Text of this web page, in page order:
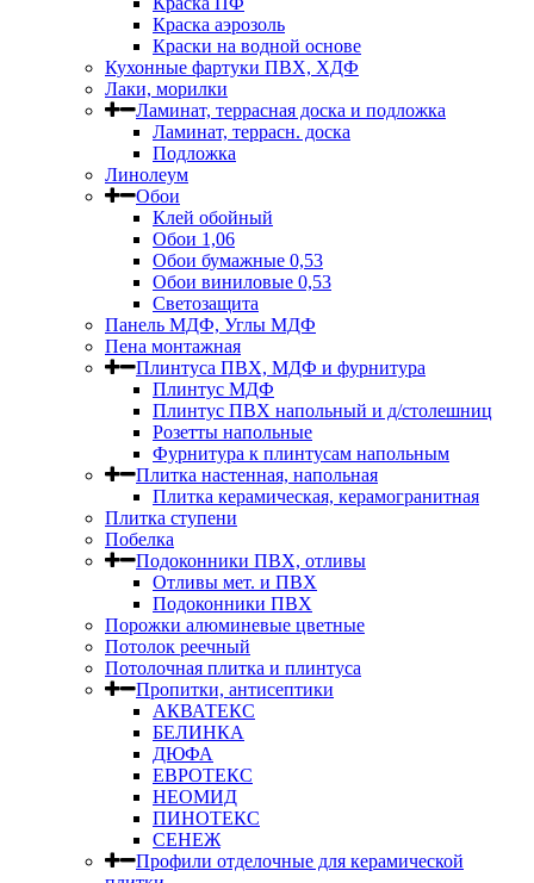
Краска аэрозоль
Краски на водной основе
Кухонные фартуки ПВХ, ХДФ
Лаки, морилки
Ламинат, террасная доска и подложка
Ламинат, террасн. доска
Подложка
Линолеум
Обои
Клей обойный
Обои 1,06
Обои бумажные 0,53
Обои виниловые 0,53
Светозащита
Панель МДФ, Углы МДФ
Пена монтажная
Плинтуса ПВХ, МДФ и фурнитура
Плинтус МДФ
Плинтус ПВХ напольный и д/столешниц
Розетты напольные
Фурнитура к плинтусам напольным
Плитка настенная, напольная
Плитка керамическая, керамогранитная
Плитка ступени
Побелка
Подоконники ПВХ, отливы
Отливы мет. и ПВХ
Подоконники ПВХ
Порожки алюминевые цветные
Потолок реечный
Потолочная плитка и плинтуса
Пропитки, антисептики
АКВАТЕКС
БЕЛИНКА
ДЮФА
ЕВРОТЕКС
НЕОМИД
ПИНОТЕКС
СЕНЕЖ
Профили отделочные для керамической